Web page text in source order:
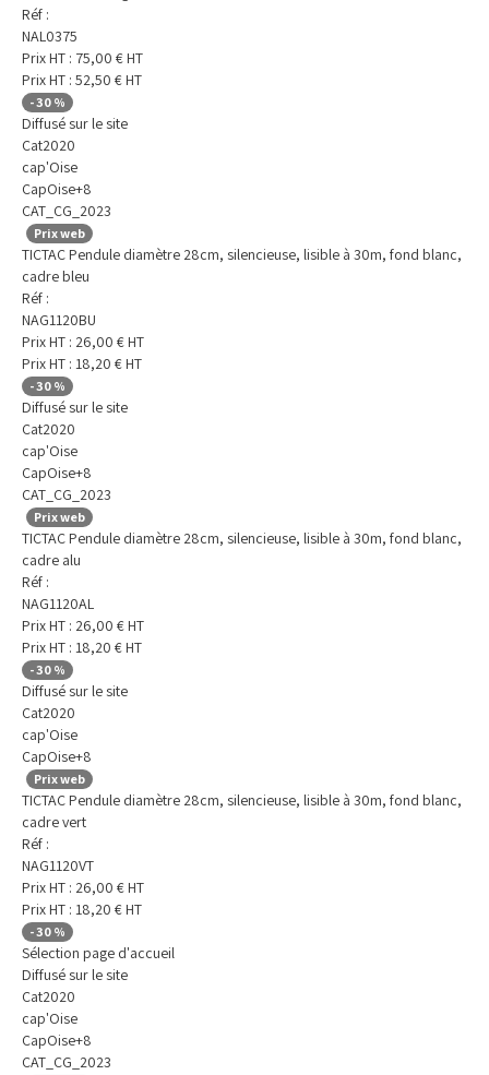
Réf :
NAL0375
Prix HT : 75,00 € HT
Prix HT : 52,50 € HT
-30 %
Diffusé sur le site
Cat2020
cap'Oise
CapOise+8
CAT_CG_2023
Prix web
TICTAC Pendule diamètre 28cm, silencieuse, lisible à 30m, fond blanc,
cadre bleu
Réf :
NAG1120BU
Prix HT : 26,00 € HT
Prix HT : 18,20 € HT
-30 %
Diffusé sur le site
Cat2020
cap'Oise
CapOise+8
CAT_CG_2023
Prix web
TICTAC Pendule diamètre 28cm, silencieuse, lisible à 30m, fond blanc,
cadre alu
Réf :
NAG1120AL
Prix HT : 26,00 € HT
Prix HT : 18,20 € HT
-30 %
Diffusé sur le site
Cat2020
cap'Oise
CapOise+8
Prix web
TICTAC Pendule diamètre 28cm, silencieuse, lisible à 30m, fond blanc,
cadre vert
Réf :
NAG1120VT
Prix HT : 26,00 € HT
Prix HT : 18,20 € HT
-30 %
Sélection page d'accueil
Diffusé sur le site
Cat2020
cap'Oise
CapOise+8
CAT_CG_2023